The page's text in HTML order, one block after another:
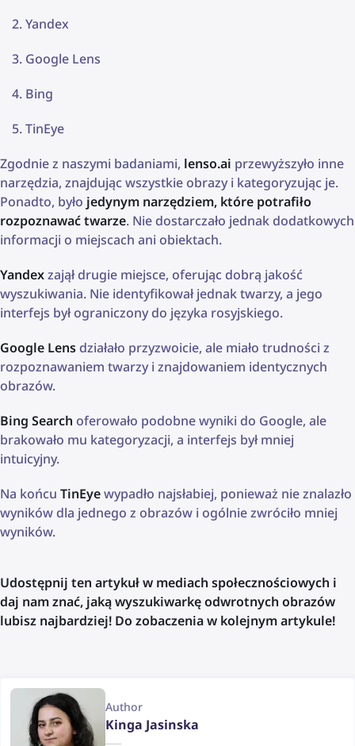
Yandex
Google Lens
Bing
TinEye
Zgodnie z naszymi badaniami, lenso.ai przewyższyło inne
narzędzia, znajdując wszystkie obrazy i kategoryzując je.
Ponadto, było jedynym narzędziem, które potrafiło
rozpoznawać twarze. Nie dostarczało jednak dodatkowych
informacji o miejscach ani obiektach.
Yandexzajął drugie miejsce, oferując dobrą jakość
wyszukiwania. Nie identyfikował jednak twarzy, a jego
interfejs był ograniczony do języka rosyjskiego.
Google Lensdziałało przyzwoicie, ale miało trudności z
rozpoznawaniem twarzy i znajdowaniem identycznych
obrazów.
Bing Search oferowało podobne wyniki do Google, ale
brakowało mu kategoryzacji, a interfejs był mniej
intuicyjny.
Na końcu TinEyewypadło najsłabiej, ponieważ nie znalazło
wyników dla jednego z obrazów i ogólnie zwróciło mniej
wyników.
Udostępnij ten artykuł w mediach społecznościowych i
daj nam znać, jaką wyszukiwarkę odwrotnych obrazów
lubisz najbardziej! Do zobaczenia w kolejnym artykule!
Author
Kinga Jasinska